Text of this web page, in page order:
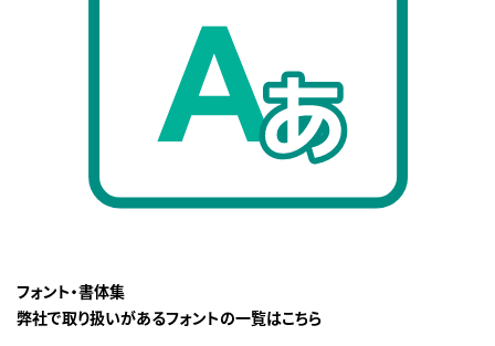
フォント・書体集
弊社で取り扱いがあるフォントの一覧はこちら